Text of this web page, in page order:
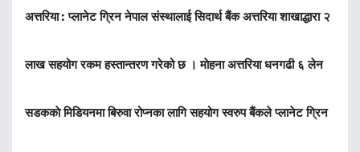
अत्तरिया : प्लानेट ग्रिन नेपाल संस्थालाई सिदार्थ बैंक अत्तरिया शाखाद्धारा २
लाख सहयोग रकम हस्तान्तरण गरेको छ । माेहना अत्तरिया धनगढी ६ लेन
सडककाे मिडियनमा बिरुवा रोप्नका लागि सहयोग स्वरुप बैंकले प्लानेट ग्रिन